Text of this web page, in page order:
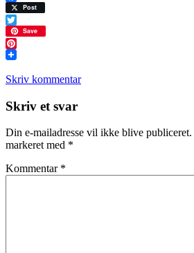
Facebook
Post
Twitter
Save
Pinterest
Skriv kommentar
Læserinteraktioner
Skriv et svar
Din e-mailadresse vil ikke blive publiceret.
markeret med *
Kommentar *